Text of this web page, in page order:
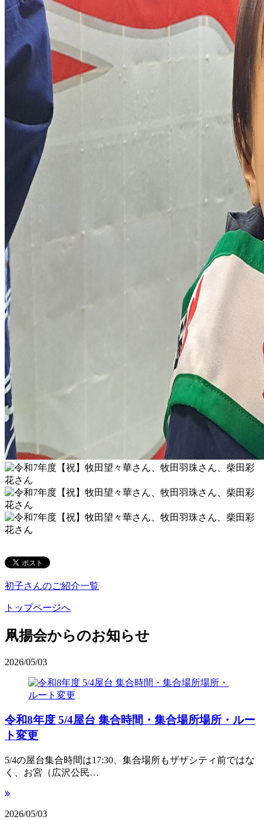
初子さんのご紹介一覧
トップページへ
凧揚会からのお知らせ
2026/05/03
令和8年度 5/4屋台 集合時間・集合場所場所・ルー
ト変更
5/4の屋台集合時間は17:30、集合場所もザザシティ前ではな
く、お宮（広沢公民…
2026/05/03